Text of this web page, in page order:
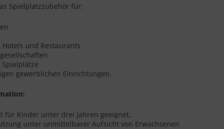
Spielplatzzubehör für:
Hotels und Restaurants
gewerblichen Einrichtungen.
für Kinder unter drei Jahren geeignet.
unter unmittelbarer Aufsicht von Erwachsenen